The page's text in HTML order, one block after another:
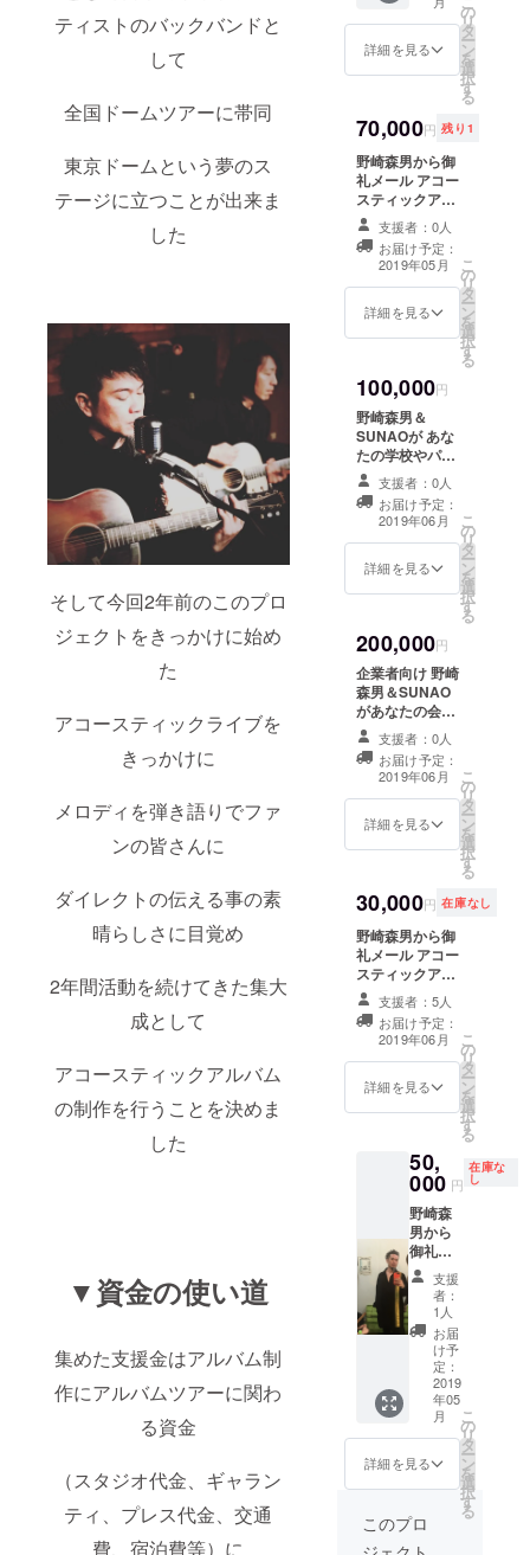
ティストのバックバンドと
して
全国ドームツアーに帯同
東京ドームという夢のス
テージに立つことが出来ま
した
そして今回2年前のこのプロ
ジェクトをきっかけに始め
た
アコースティックライブを
きっかけに
メロディを弾き語りでファ
ンの皆さんに
ダイレクトの伝える事の素
晴らしさに目覚め
2年間活動を続けてきた集大
成として
アコースティックアルバム
の制作を行うことを決めま
した
▼資金の使い道
集めた支援金はアルバム制
作にアルバムツアーに関わ
る資金
（スタジオ代金、ギャラン
ティ、プレス代金、交通
費、宿泊費等）に
現する
2017年５月
からは強力
と確かなラ
イブパ
フォーマン
スでジワジ
ワと動員を
増やしてい
る
頂けま
す） ア
クセサ
ン以外
にも種
類が御
座いま
す 発送
の際に
お選び
頂けま
す
クシン
グル
「夜
曲」 ア
コース
クアル
バム
「夜曲
Ⅱ」 森
男ハン
ドレ
ザーア
クセサ
リー
（7000
イズは
サイ
ズ、カ
ラーは
ブラッ
ク・
レッ
ド・
ルから
お選び
す） ア
クセサ
リーは
写真の
デザイ
にも種
類が御
座いま
す 発送
の際に
詳細を見る
の
リ
タ
ー
ン
を
選
択
す
る
70,000円 残り1
野崎森男から御
礼メール アコー
スティックアル
バム アルバムで
使用したジャパ
ンヴィンテージ
アコースティッ
クギター1970年
代製のYAMAHA
は希望者） をプ
レゼント、大変
貴重なギターで
す！ ソフトケー
スが付属します
支援者：0人
お届け予定：
2019年05月
詳細を見る
こ
の
リ
タ
ー
ン
を
選
択
す
る
100,000円
野崎森男＆
SUNAOが あな
たの学校やパー
ティ会場、お店
にてライブ＆
トークショーを
開催（自宅や音
が出せない場所
は開催は出来ま
イブに必要な会
場、音響機材は
ご用意をお願い
致します。首都
圏開催ではない
場合、交通費、
宿泊費はご負担
をお願い致しま
す） 開催は5月
以降からご相談
させて頂きま
す。
支援者：0人
お届け予定：
2019年06月
詳細を見る
こ
の
リ
タ
ー
ン
を
選
択
す
る
200,000円
企業者向け 野崎
森男＆SUNAO
があなたの会社
や会社がご指定
する学校やパー
ティ会場、お店
にてライブ＆講
演会を開催 （自
宅や音が出せな
い合わせくださ
い） （ライブに
必要な会場、音
響機材はご用意
をお願い致しま
す。首都圏開催
ではない場合、
交通費、宿泊費
はご負担をお願
催は5月以降から
ご相談させて頂
支援者：0人
お届け予定：
2019年06月
詳細を見る
こ
の
リ
タ
ー
ン
を
選
択
す
る
30,000円 在庫なし
野崎森男から御
礼メール アコー
スティックアル
バム 森男＆
SUNAOによる
スペシャルア
コースティック
ライブに御招待
（2019年5月か
ら6月の土日祝日
スにて実施予
定、夕方の時間
に終了予定） 森
男＆SUNAOと
アルバム発売を
祝うディナーへ
御招待 （都内指
定のお店でライ
ブ当日に開催予
定） 交通費、宿
泊費等はご自身
でご負担くださ
支援者：5人
お届け予定：
2019年06月
詳細を見る
こ
の
リ
タ
ー
ン
を
選
択
す
る
50,
000 円
在庫な
し
野崎森
男から
御礼
メール
アコー
ティッ
クアル
バム 野
崎森男
があの
アー
ティス
トの
ドーム
ツアー
の為に
オー
支援
者：
1人
お届
け予
定：
2019
年05
月
詳細を見る
こ
の
リ
タ
ー
ン
を
選
択
す
る
このプロ